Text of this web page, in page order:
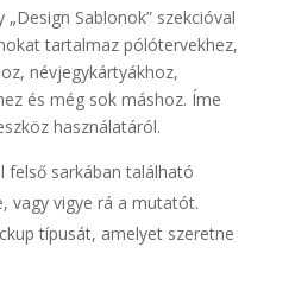
Sablonok” szekcióval
tartalmaz pólótervekhez,
névjegykártyákhoz,
és még sok máshoz. Íme
használatáról.
felső sarkában található
vagy vigye rá a mutatót.
típusát, amelyet szeretne